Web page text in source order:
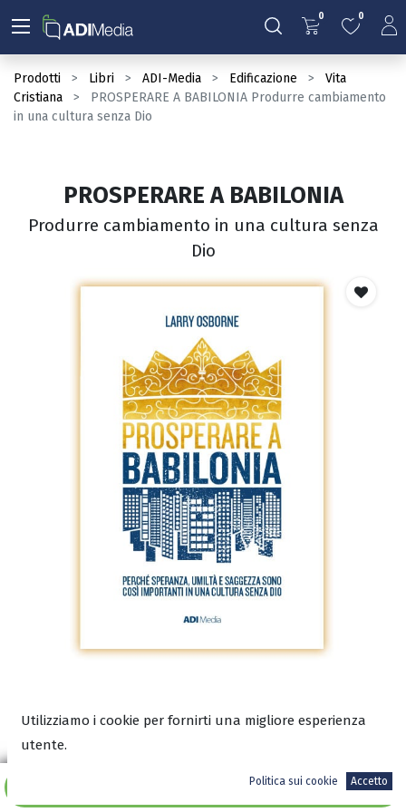
0 0
Prodotti Libri ADI-Media Edificazione
Vita
Cristiana
PROSPERARE A BABILONIA Produrre cambiamento
in una cultura senza Dio
Aggiungi al carrello
PROSPERARE A BABILONIA
Produrre cambiamento in una cultura senza
Dio
Scarica l'anteprima in PDF
13,00€
Utilizziamo i cookie per fornirti una migliore esperienza
utente.
Politica sui cookie Accetto